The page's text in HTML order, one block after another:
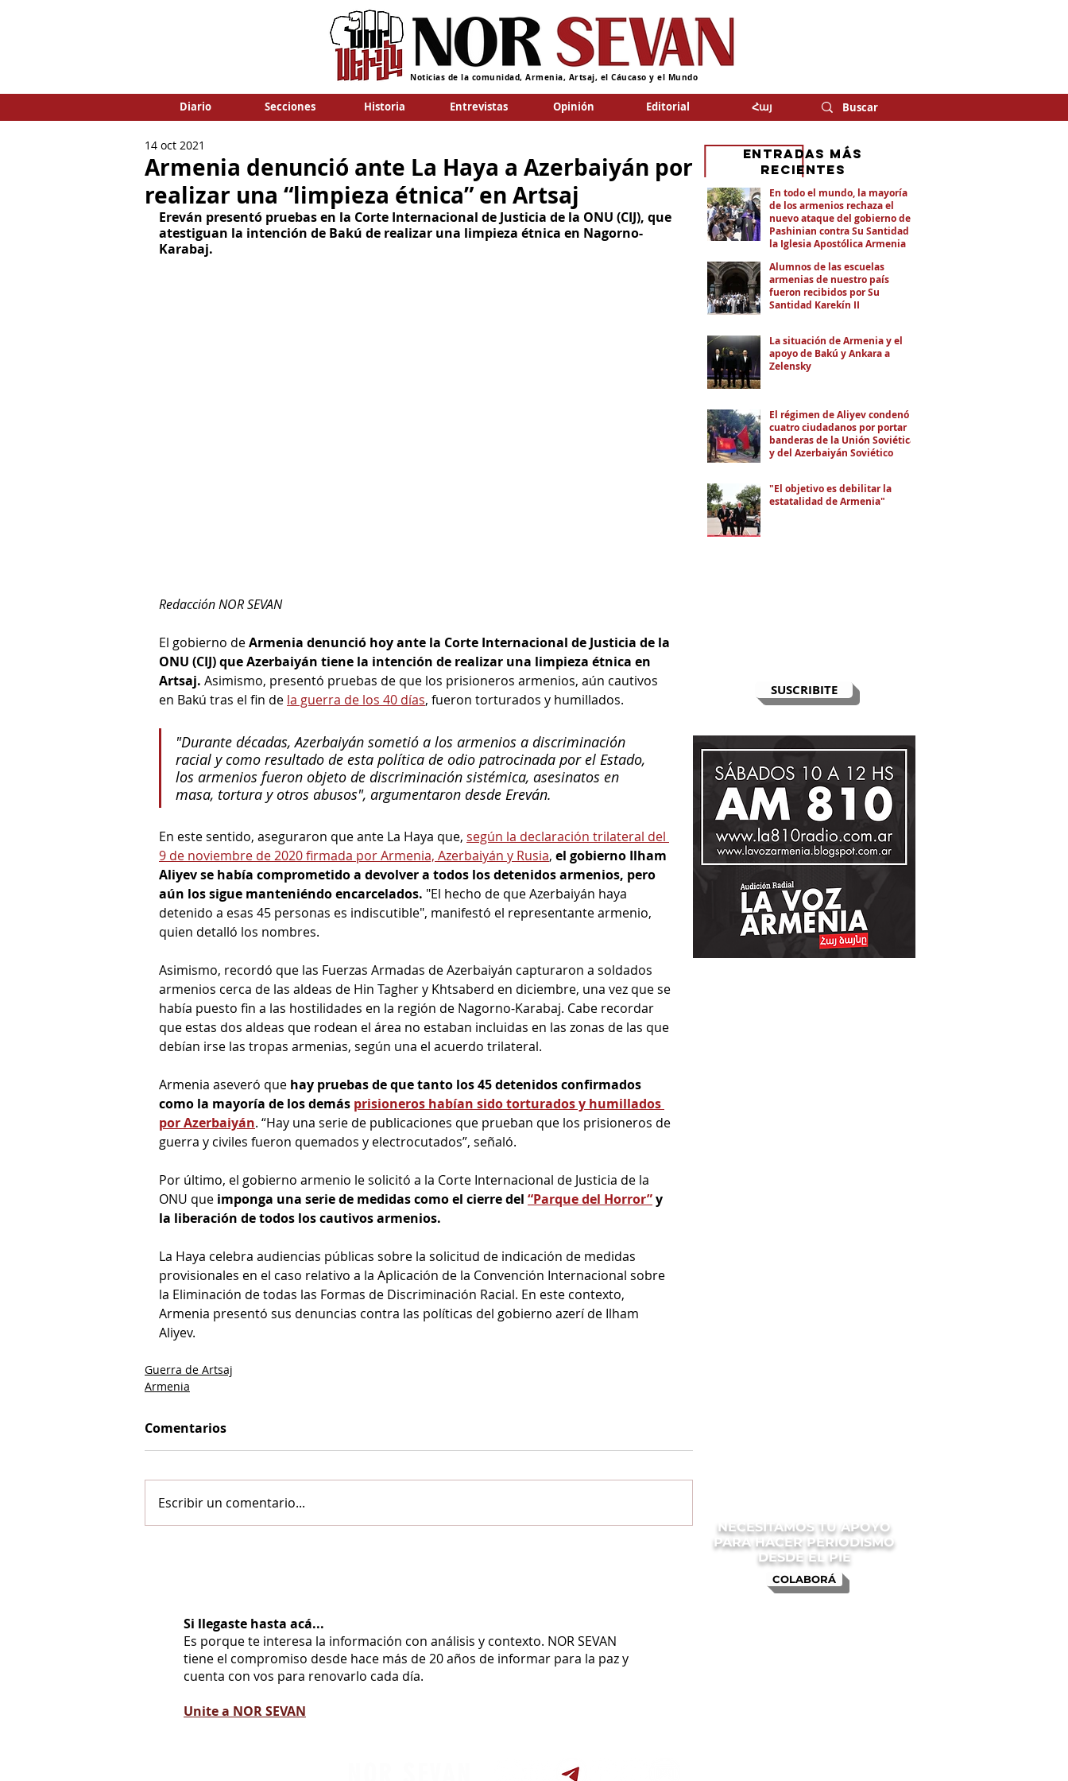
Noticias de la comunidad, Armenia, Artsaj, el Cáucaso y el Mundo
Diario Secciones Historia Entrevistas Opinión Editorial Հայ
Armenia denunció ante La Haya a Azerbaiyán por
realizar una “limpieza étnica” en Artsaj
14 oct 2021
Ereván presentó pruebas en la Corte Internacional de Justicia de la ONU (CIJ), que
atestiguan la intención de Bakú de realizar una limpieza étnica en Nagorno-
Karabaj.
Redacción NOR SEVAN
El gobierno de Armenia denunció hoy ante la Corte Internacional de Justicia de la
ONU (CIJ) que Azerbaiyán tiene la intención de realizar una limpieza étnica en
Artsaj. Asimismo, presentó pruebas de que los prisioneros armenios, aún cautivos
en Bakú tras el fin de la guerra de los 40 días, fueron torturados y humillados.
"Durante décadas, Azerbaiyán sometió a los armenios a discriminación
racial y como resultado de esta política de odio patrocinada por el Estado,
los armenios fueron objeto de discriminación sistémica, asesinatos en
masa, tortura y otros abusos", argumentaron desde Ereván.
En este sentido, aseguraron que ante La Haya que, según la declaración trilateral del
9 de noviembre de 2020 firmada por Armenia, Azerbaiyán y Rusia, el gobierno Ilham
Aliyev se había comprometido a devolver a todos los detenidos armenios, pero
aún los sigue manteniéndo encarcelados. "El hecho de que Azerbaiyán haya
detenido a esas 45 personas es indiscutible", manifestó el representante armenio,
quien detalló los nombres.
Asimismo, recordó que las Fuerzas Armadas de Azerbaiyán capturaron a soldados
armenios cerca de las aldeas de Hin Tagher y Khtsaberd en diciembre, una vez que se
había puesto fin a las hostilidades en la región de Nagorno-Karabaj. Cabe recordar
que estas dos aldeas que rodean el área no estaban incluidas en las zonas de las que
debían irse las tropas armenias, según una el acuerdo trilateral.
Armenia aseveró que hay pruebas de que tanto los 45 detenidos confirmados
como la mayoría de los demás prisioneros habían sido torturados y humillados
por Azerbaiyán. “Hay una serie de publicaciones que prueban que los prisioneros de
guerra y civiles fueron quemados y electrocutados”, señaló.
Por último, el gobierno armenio le solicitó a la Corte Internacional de Justicia de la
ONU que imponga una serie de medidas como el cierre del “Parque del Horror” y
la liberación de todos los cautivos armenios.
La Haya celebra audiencias públicas sobre la solicitud de indicación de medidas
provisionales en el caso relativo a la Aplicación de la Convención Internacional sobre
la Eliminación de todas las Formas de Discriminación Racial. En este contexto,
Armenia presentó sus denuncias contra las políticas del gobierno azerí de Ilham
Aliyev.
Guerra de Artsaj
Armenia
Comentarios
Escribir un comentario...
SUSCRIBITE
En todo el mundo, la mayoría
de los armenios rechaza el
nuevo ataque del gobierno de
Pashinian contra Su Santidad y
la Iglesia Apostólica Armenia
Alumnos de las escuelas
armenias de nuestro país
fueron recibidos por Su
Santidad Karekín II
La situación de Armenia y el
apoyo de Bakú y Ankara a
Zelensky
El régimen de Aliyev condenó a
cuatro ciudadanos por portar
banderas de la Unión Soviética
y del Azerbaiyán Soviético
"El objetivo es debilitar la
estatalidad de Armenia"
eNTRADAS MÁS
RECIENTES
COLABORÁ
NECESITAMOS TU APOYO
PARA HACER PERIODISMO
DESDE EL PIE
Si llegaste hasta acá...
Es porque te interesa la información con análisis y contexto. NOR SEVAN
tiene el compromiso desde hace más de 20 años de informar para la paz y
cuenta con vos para renovarlo cada día.
Unite a NOR SEVAN